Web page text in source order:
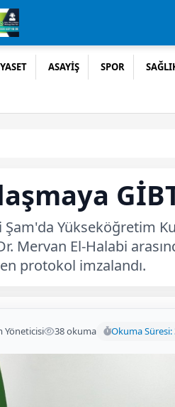
ASAYİŞ SPOR
Yükseköğretim
Mervan El-Halabi
protokol imzalandı.
Yöneticisi 38 okuma Okuma Süresi: